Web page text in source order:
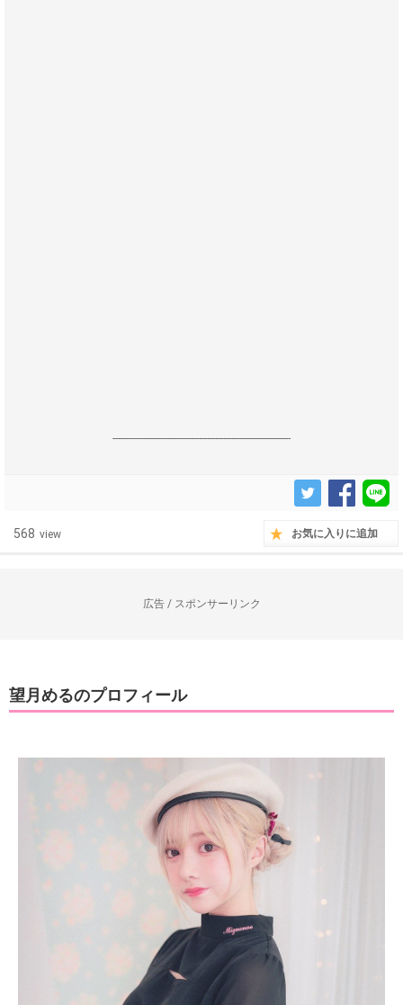
------------------------------------------------------------------
568 view お気に入りに追加
広告 / スポンサーリンク
望月めるのプロフィール